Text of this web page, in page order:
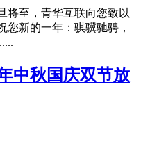
将至，青华互联向您致以
您新的一年：骐骥驰骋，
中秋国庆双节放